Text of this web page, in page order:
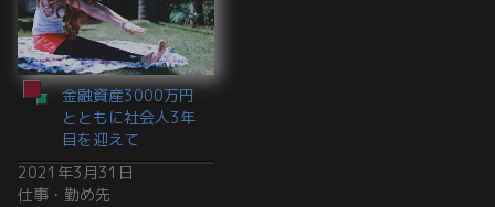
金融資産3000万円
とともに社会人3年
目を迎えて
2021年3月31日
仕事・勤め先